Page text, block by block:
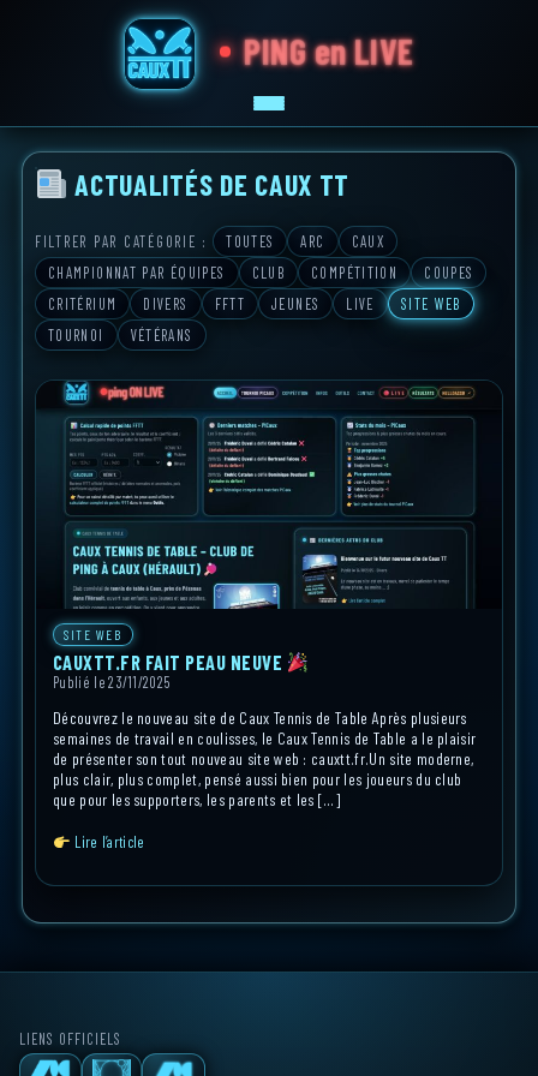
PING en LIVE
ACCUEIL
TOURNOI PICAUX
COMPÉTITION
INFOS
OUTILS
SALLES
L I V E
RÉSULTATS
INSCRIPTION
HELLOASSO
ACTUALITÉS DE CAUX TT
FILTRER PAR CATÉGORIE : TOUTES ARC
CAUX
CHAMPIONNAT PAR ÉQUIPES
CLUB COMPÉTITION
COUPES
CRITÉRIUM
DIVERS FFTT JEUNES LIVE
SITE WEB
TOURNOI
VÉTÉRANS
SITE WEB
CAUXTT.FR FAIT PEAU NEUVE
Publié le 23/11/2025
Découvrez le nouveau site de Caux Tennis de Table Après plusieurs
semaines de travail en coulisses, le Caux Tennis de Table a le plaisir
de présenter son tout nouveau site web : cauxtt.fr.Un site moderne,
plus clair, plus complet, pensé aussi bien pour les joueurs du club
que pour les supporters, les parents et les […]
Lire l’article
LIENS OFFICIELS